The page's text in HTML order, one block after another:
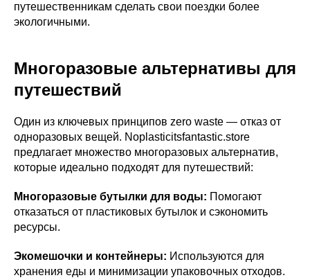
путешественникам сделать свои поездки более
экологичными.
Многоразовые альтернативы для
путешествий
Один из ключевых принципов zero waste — отказ от
одноразовых вещей. Noplasticitsfantastic.store
предлагает множество многоразовых альтернатив,
которые идеально подходят для путешествий:
Многоразовые бутылки для воды: Помогают
отказаться от пластиковых бутылок и сэкономить
ресурсы.
Экомешочки и контейнеры: Используются для
хранения еды и минимизации упаковочных отходов.